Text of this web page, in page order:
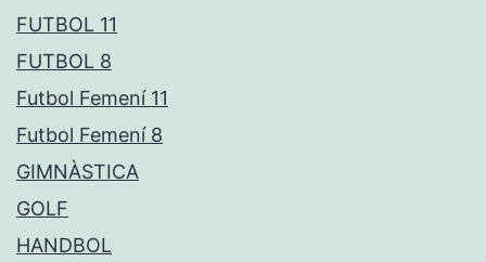
FUTBOL 11
FUTBOL 8
Futbol Femení 11
Futbol Femení 8
GIMNÀSTICA
GOLF
HANDBOL